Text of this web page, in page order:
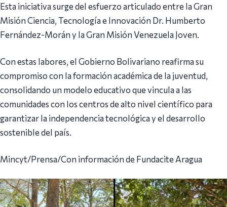
Esta iniciativa surge del esfuerzo articulado entre la Gran
Misión Ciencia, Tecnología e Innovación Dr. Humberto
Fernández-Morán y la Gran Misión Venezuela Joven.
Con estas labores, el Gobierno Bolivariano reafirma su
compromiso con la formación académica de la juventud,
consolidando un modelo educativo que vincula a las
comunidades con los centros de alto nivel científico para
garantizar la independencia tecnológica y el desarrollo
sostenible del país.
Mincyt/Prensa/Con información de Fundacite Aragua